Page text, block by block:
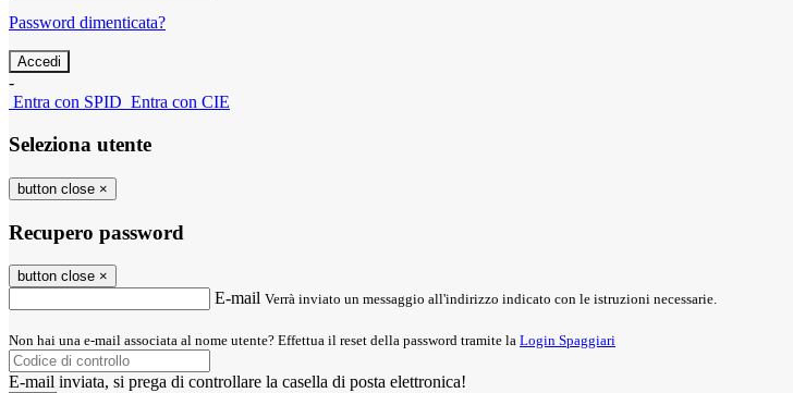
Password dimenticata?
-
Entra con SPID Entra con CIE
Seleziona utente
button close ×
Recupero password
button close ×
E-mail Verrà inviato un messaggio all'indirizzo indicato con le istruzioni necessarie.
Non hai una e-mail associata al nome utente? Effettua il reset della password tramite la Login Spaggiari
E-mail inviata, si prega di controllare la casella di posta elettronica!